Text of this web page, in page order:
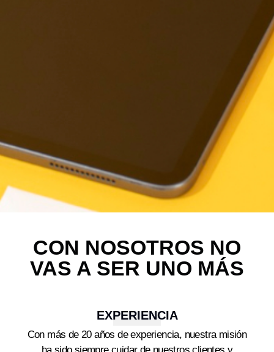
Tu online shop en
alcantarilla
Ver Tienda
CON NOSOTROS NO
VAS A SER UNO MÁS
EXPERIENCIA
Con más de 20 años de experiencia, nuestra misión